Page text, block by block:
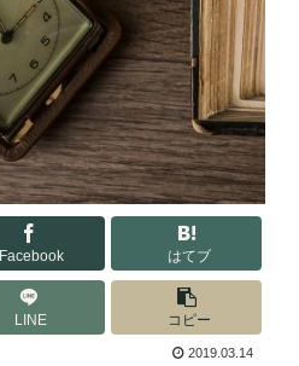
Facebook はてブ
LINE コピー
2019.03.14